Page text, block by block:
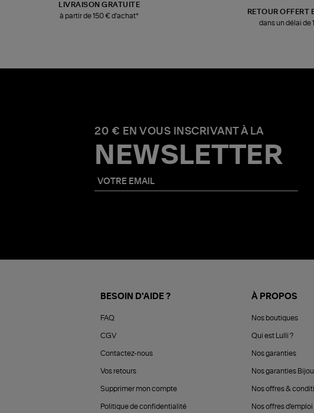
LIVRAISON GRATUITE
à partir de 150 € d'achat*
RETOUR OFFERT
dans un délai de
20 € EN VOUS INSCRIVANT À LA
NEWSLETTER
BESOIN D'AIDE ?
FAQ
CGV
Contactez-nous
Vos retours
Supprimer mon compte
Politique de confidentialité
À PROPOS
Nos boutiques
Qui est Lulli ?
Nos garanties
Nos garanties
Nos offres &
Nos offres d'emploi